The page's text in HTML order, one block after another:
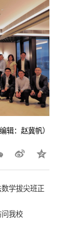
辑：赵冀帆）
数学拔尖班正
我校